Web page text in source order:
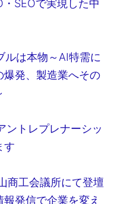
SEOで実現した中
ルは本物～AI特需に
爆発、製造業へその
ントレプレナーシッ
す
商工会議所にて登壇
発信で企業を変え